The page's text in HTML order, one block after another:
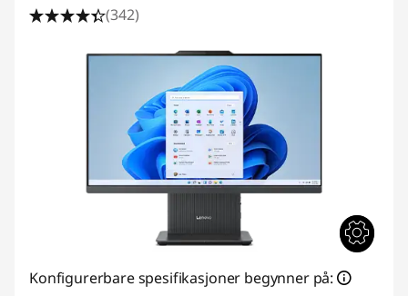
(342)
Konfigurerbare spesifikasjoner begynner på: